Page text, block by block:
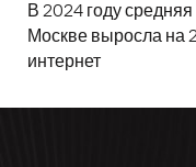
В 2024 году
Москве выросла на
интернет